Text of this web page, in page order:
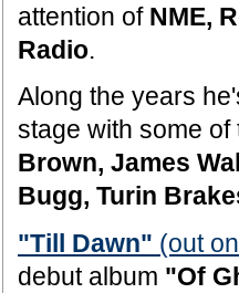
attention of NME,
Radio.
Along the years
stage with some
Brown, James
Bugg, Turin
"Till Dawn" (out
debut album "Of